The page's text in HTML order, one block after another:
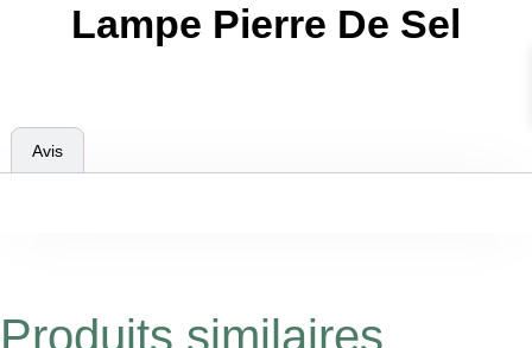
Lampe Pierre De Sel
Avis
Produits similaires